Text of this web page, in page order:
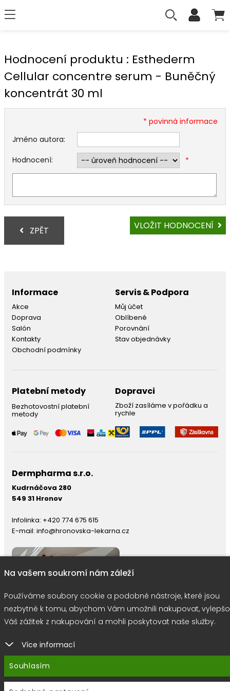
Hodnocení produktu : Esthederm
Cellular concentre serum - Buněčný
koncentrát 30 ml
* povinná informace
Jméno autora:
Hodnocení:
*
VLOŽIT HODNOCENÍ
ZPĚT
Informace
Akce
Doprava
Salón
Kontakty
Obchodní podmínky
Servis & Podpora
Můj účet
Oblíbené
Porovnání
Stav objednávky
Platební metody
Bezhotovostní platební
metody
Dopravci
Zboží zasíláme v pořádku a
rychle
Dermpharma s.r.o.
Kudrnáčova 280
549 31 Hronov
Infolinka: +420 774 675 615
E-mail: info@hronovska-lekarna.cz
© 2026 |
Na vašem soukromí nám záleží
Používáme soubory cookie a podobné nástroje, které jsou
nezbytné k tomu, abychom Vám umožnili nakupovat,
Váš zážitek z nakupování a mohli poskytovat naše služby.
Více informací
Souhlasím